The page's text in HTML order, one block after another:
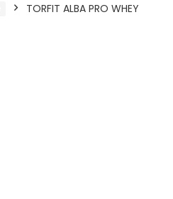
TORFIT ALBA PRO WHEY